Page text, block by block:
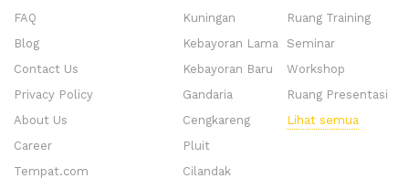
FAQ
Blog
Contact Us
Privacy Policy
About Us
Career
Tempat.com
Kuningan
Kebayoran Lama
Kebayoran Baru
Gandaria
Cengkareng
Pluit
Cilandak
Ruang Training
Seminar
Workshop
Ruang Presentasi
Lihat semua